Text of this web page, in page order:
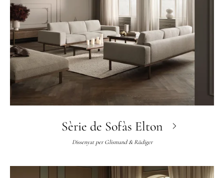
Sèrie de Sofàs Elton
Dissenyat per Glismand & Rüdiger